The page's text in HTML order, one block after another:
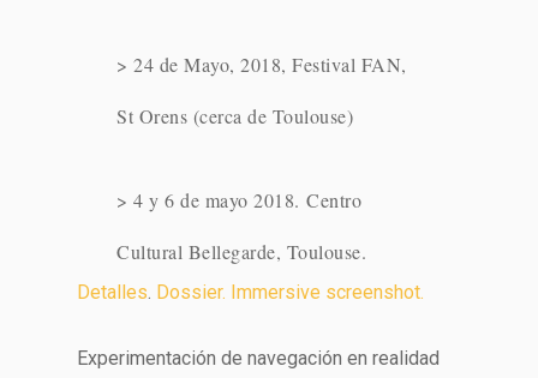
> 24 de Mayo, 2018, Festival FAN,
St Orens (cerca de Toulouse)
> 4 y 6 de mayo 2018. Centro
Cultural Bellegarde, Toulouse.
Detalles Dossier. Immersive screenshot.
Experimentación de navegación en realidad